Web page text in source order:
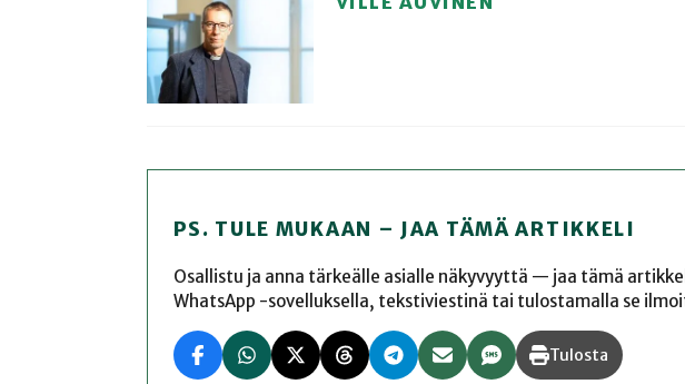
PS. TULE MUKAAN – JAA TÄMÄ ARTIKKELI
Osallistu ja anna tärkeälle asialle näkyvyyttä — jaa tämä
WhatsApp -sovelluksella, tekstiviestinä tai tulostamalla se
Tulosta